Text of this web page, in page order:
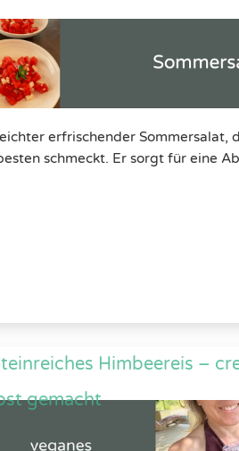
erfrischender Sommersalat,
schmeckt. Er sorgt für eine
Himbeereis –
gemacht